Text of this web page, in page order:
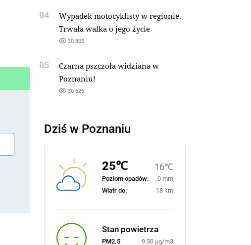
04
Wypadek motocyklisty w regionie.
Trwała walka o jego życie
30 805
05
Czarna pszczoła widziana w
Poznaniu!
30 626
Dziś w Poznaniu
25℃ 16℃
Poziom opadów:
0 mm
Wiatr do:
18 km
Stan powietrza
PM2.5
9.50 μg/m3